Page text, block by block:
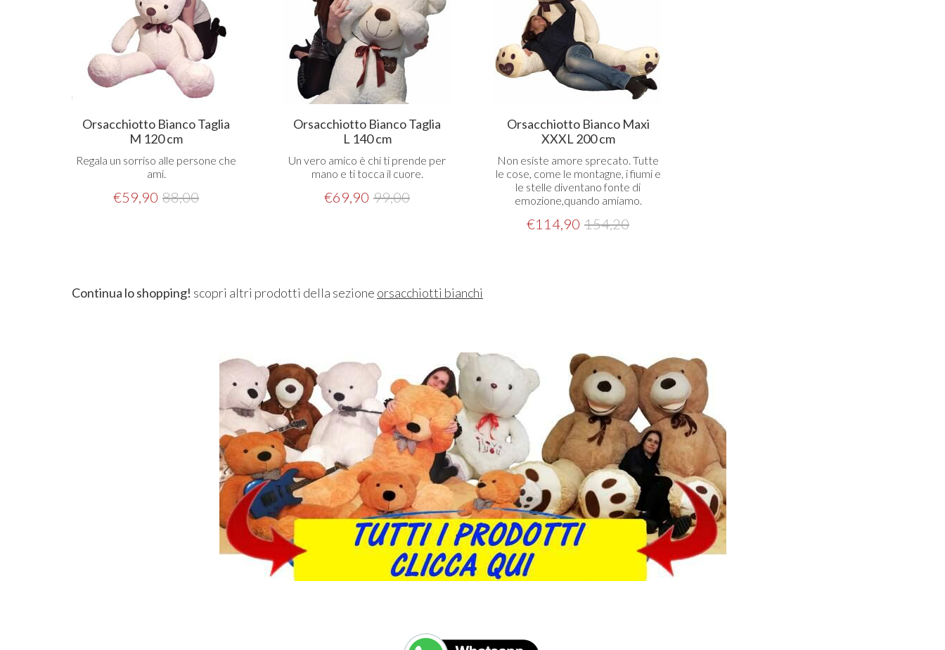
Orsacchiotto Bianco Taglia
M 120 cm
Regala un sorriso alle persone che
ami.
€59,90 88,00
Orsacchiotto Bianco Taglia
L 140 cm
Un vero amico è chi ti prende per
mano e ti tocca il cuore.
€69,90 99,00
Orsacchiotto Bianco Maxi
XXXL 200 cm
Non esiste amore sprecato. Tutte
le cose, come le montagne, i fiumi e
le stelle diventano fonte di
emozione,quando amiamo.
€114,90 154,20
Continua lo shopping! scopri altri prodotti della sezione orsacchiotti bianchi